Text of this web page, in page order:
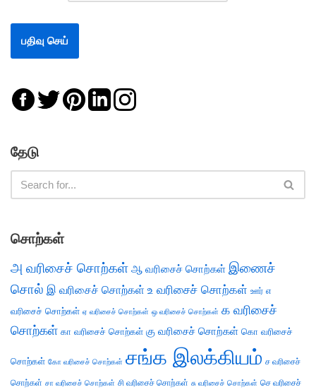
தேடு
சொற்கள்
அ வரிசைச் சொற்கள் ஆ வரிசைச் சொற்கள் இணைச்
சொல் இ வரிசைச் சொற்கள் உ வரிசைச் சொற்கள் ஊர் எ
வரிசைச் சொற்கள் ஏ வரிசைச் சொற்கள் ஒ வரிசைச் சொற்கள் க வரிசைச்
சொற்கள் கா வரிசைச் சொற்கள் கு வரிசைச் சொற்கள் கொ வரிசைச்
சொற்கள் கோ வரிசைச் சொற்கள் சங்க இலக்கியம் ச வரிசைச்
சொற்கள் சா வரிசைச் சொற்கள் சி வரிசைச் சொற்கள் சு வரிசைச் சொற்கள் செ வரிசைச்